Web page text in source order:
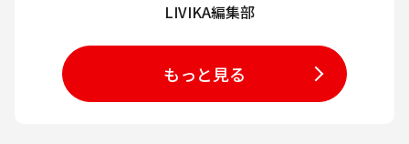
LIVIKA編集部
もっと見る